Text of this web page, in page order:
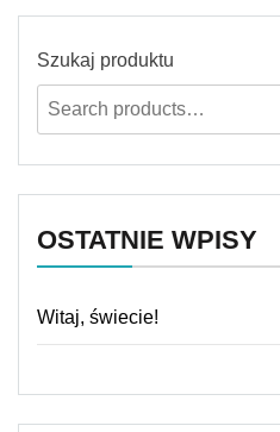
Szukaj produktu
OSTATNIE WPISY
Witaj, świecie!